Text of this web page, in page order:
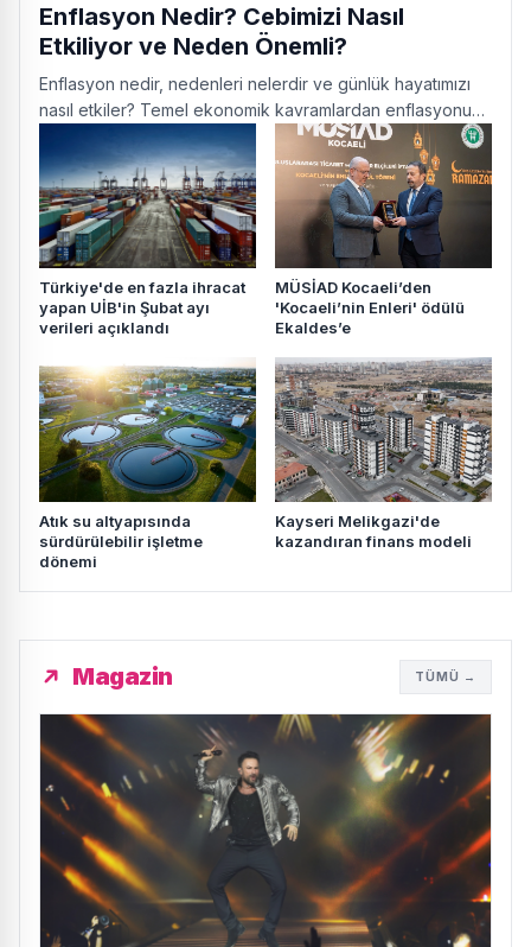
Enflasyon Nedir? Cebimizi Nasıl
Etkiliyor ve Neden Önemli?
Enflasyon nedir, nedenleri nelerdir ve günlük hayatımızı
nasıl etkiler? Temel ekonomik kavramlardan enflasyonu
basitçe anlayın.
Türkiye'de en fazla ihracat
yapan UİB'in Şubat ayı
verileri açıklandı
MÜSİAD Kocaeli’den
'Kocaeli’nin Enleri' ödülü
Ekaldes’e
Atık su altyapısında
sürdürülebilir işletme
dönemi
Kayseri Melikgazi'de
kazandıran finans modeli
Magazin TÜMÜ →